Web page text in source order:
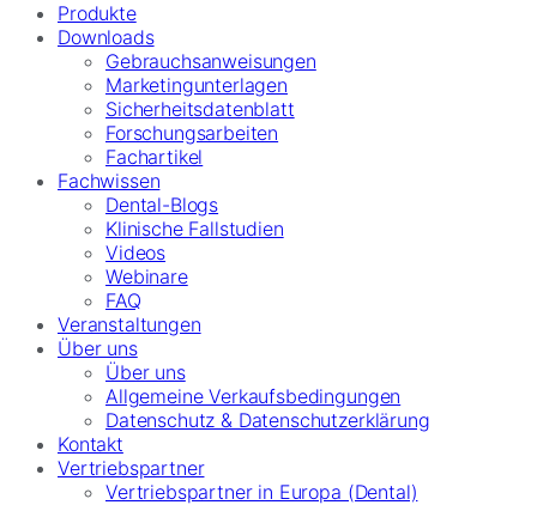
Produkte
Downloads
Gebrauchsanweisungen
Marketingunterlagen
Sicherheitsdatenblatt
Forschungsarbeiten
Fachartikel
Fachwissen
Dental-Blogs
Klinische Fallstudien
Videos
Webinare
FAQ
Veranstaltungen
Über uns
Über uns
Allgemeine Verkaufsbedingungen
Datenschutz & Datenschutzerklärung
Kontakt
Vertriebspartner
Vertriebspartner in Europa (Dental)